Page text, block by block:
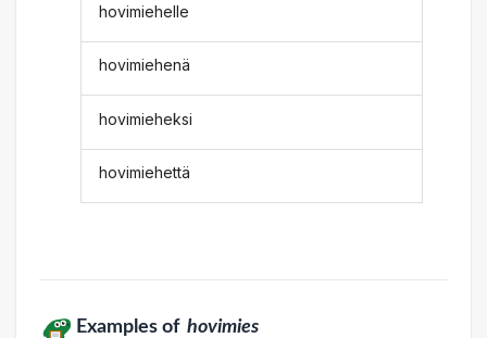
hovimiehelle
hovimiehenä
hovimieheksi
hovimiehettä
Examples of hovimies